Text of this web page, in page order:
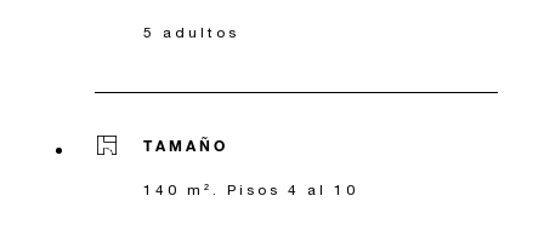
5 adultos
TAMAÑO
140 m². Pisos 4 al 10